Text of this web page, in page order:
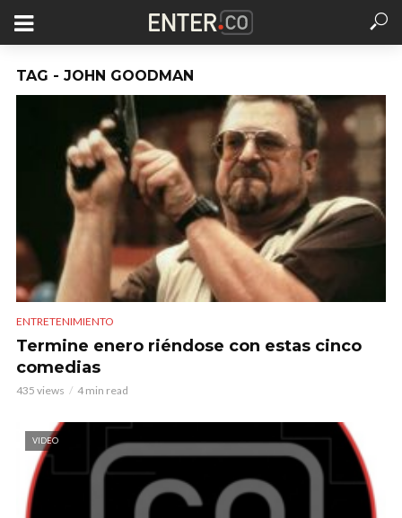
TAG - JOHN GOODMAN
ENTRETENIMIENTO
Termine enero riéndose con estas cinco
comedias
435 views 4 min read
VIDEO